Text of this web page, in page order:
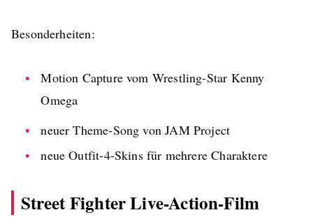
Besonderheiten:
Motion Capture vom Wrestling-Star Kenny
Omega
neuer Theme-Song von JAM Project
neue Outfit-4-Skins für mehrere Charaktere
Street Fighter Live-Action-Film